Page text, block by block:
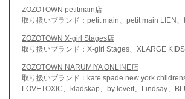
ZOZOTOWN petitmain店
取り扱いブランド：petit main、petit main LIEN
ZOZOTOWN X-girl Stages店
取り扱いブランド：X-girl Stages、XLARGE KIDS
ZOZOTOWN NARUMIYA ONLINE店
取り扱いブランド：kate spade new york
LOVETOXIC、kladskap、by loveit、Lindsay、